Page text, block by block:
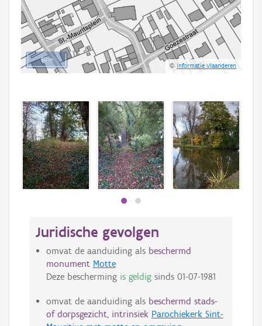
50 m
©Informatie Vlaanderen
Juridische gevolgen
omvat de aanduiding als beschermd
monument Motte
Deze bescherming is geldigsinds 01-07-1981
omvat de aanduiding als beschermd stads-
of dorpsgezicht, intrinsiek Parochiekerk Sint-